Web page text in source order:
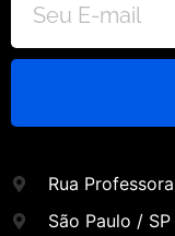
Rua
São Paulo / SP